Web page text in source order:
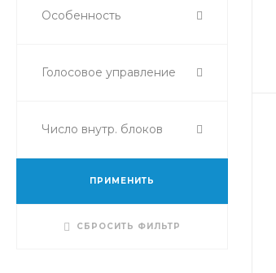
Особенность
Голосовое управление
Число внутр. блоков
ПРИМЕНИТЬ
СБРОСИТЬ ФИЛЬТР